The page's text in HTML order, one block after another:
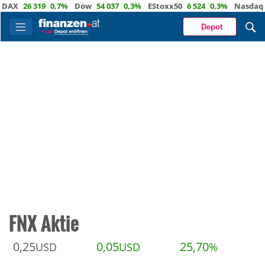
26 319 0,7% Dow 54 037 0,3% EStoxx50 6 524 0,3% Nasdaq 29
Depot
FNX Aktie
0,25USD 0,05USD 25,70%